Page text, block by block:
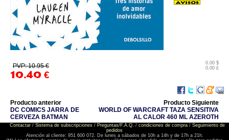
PVP: 10.95 €
10.40 €
0.00 $
0.00 £
Producto anterior
DC COMICS JARRA DE
CERVEZA BATMAN
Producto Siguiente
WORLD OF WARCRAFT TAZA SENSITIVA
AL CALOR 460 ML AZEROTH
Contactar/ Sistema de subscripciones/ Preguntas/F.A.Q. / condiciones de compra/ Seguimiento de
pedidos
Atención al cliente: 951 600 072. De lunes a sábados de 10h a 14h y de 17h a 21h.